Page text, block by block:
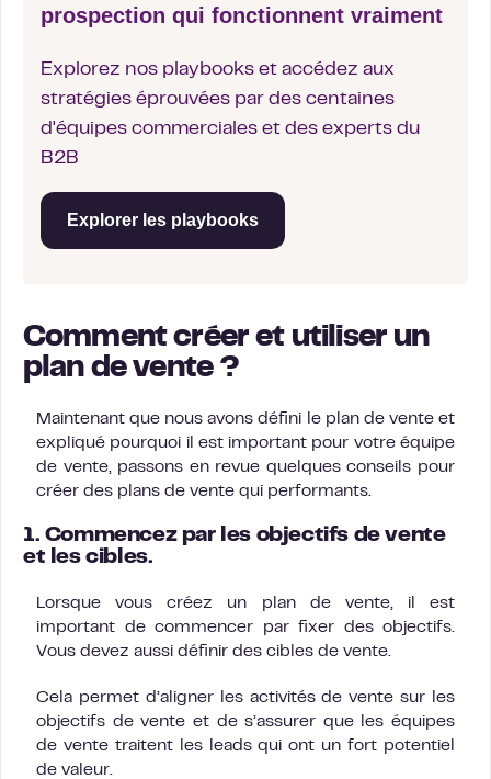
prospection qui fonctionnent vraiment
Explorez nos playbooks et accédez aux
stratégies éprouvées par des centaines
d'équipes commerciales et des experts du
B2B
Explorer les playbooks
Comment créer et utiliser un
plan de vente ?
Maintenant que nous avons défini le plan de vente et
expliqué pourquoi il est important pour votre équipe
de vente, passons en revue quelques conseils pour
créer des plans de vente qui performants.
1. Commencez par les objectifs de vente
et les cibles.
Lorsque vous créez un plan de vente, il est
important de commencer par fixer des objectifs.
Vous devez aussi définir des cibles de vente.
Cela permet d’aligner les activités de vente sur les
objectifs de vente et de s’assurer que les équipes
de vente traitent les leads qui ont un fort potentiel
de valeur.